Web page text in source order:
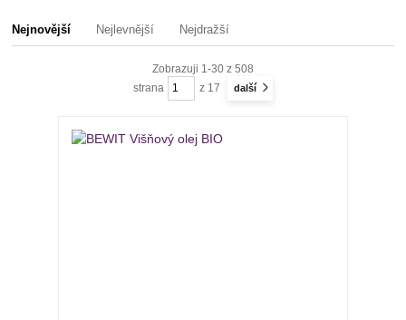
Nejnovější Nejlevnější Nejdražší
Zobrazuji 1-30 z 508
strana
z 17 další